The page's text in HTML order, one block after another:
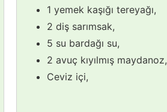
1 yemek kaşığı tereyağı,
2 diş sarımsak,
5 su bardağı su,
2 avuç kıyılmış maydanoz,
Ceviz içi,